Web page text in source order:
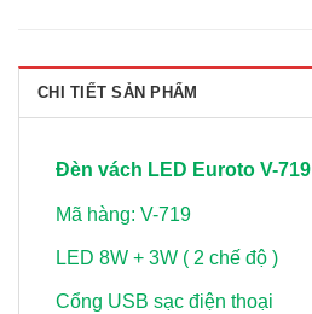
CHI TIẾT SẢN PHẨM
Đèn vách LED Euroto V-719
Mã hàng: V-719
LED 8W + 3W ( 2 chế độ )
Cổng USB sạc điện thoại